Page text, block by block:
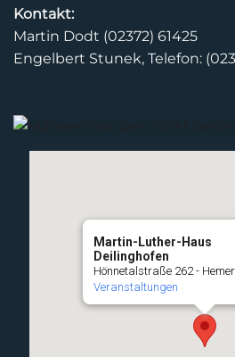
Kontakt:
Martin Dodt (02372) 61425
Engelbert Stunek, Telefon:
Martin-Luther-Haus
Deilinghofen
Hönnetalstraße 262 - Hemer
Veranstaltungen